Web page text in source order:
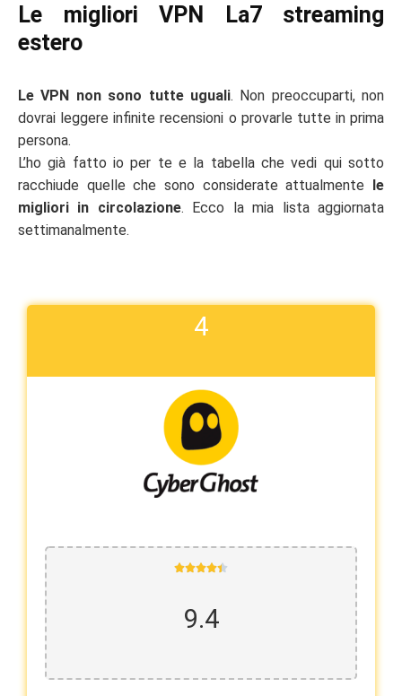
Le migliori VPN La7 streaming
estero
Le VPN non sono tutte uguali. Non preoccuparti, non
dovrai leggere infinite recensioni o provarle tutte in prima
persona.
L’ho già fatto io per te e la tabella che vedi qui sotto
racchiude quelle che sono considerate attualmente le
migliori in circolazione. Ecco la mia lista aggiornata
settimanalmente.
4

9.4